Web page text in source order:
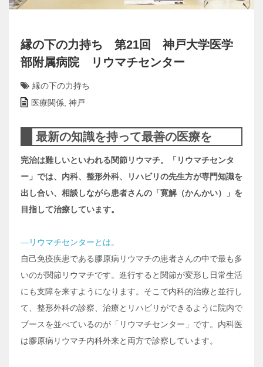
縁の下の力持ち 第21回 神戸大学医学
部附属病院 リウマチセンター
縁の下の力持ち
医療関係 神戸
最新の知識を持って最善の医療を
完治は難しいといわれる関節リウマチ。「リウマチセンタ
ー」では、内科、整形外科、リハビリの先生方が専門知識を
出し合い、相談しながら患者さんの「寛解（かんかい）」を
目指して治療しています。
―リウマチセンターとは。
自己免疫疾患である膠原病リウマチの患者さんの中で最も多
いのが関節リウマチです。進行すると関節が変形し日常生活
にも支障を来すようになります。そこで内科的治療と並行し
て、整形外科の診察、治療とリハビリができるように院内で
ブースを並べているのが「リウマチセンター」です。内科医
は膠原病リウマチ内科外来と両方で診察しています。